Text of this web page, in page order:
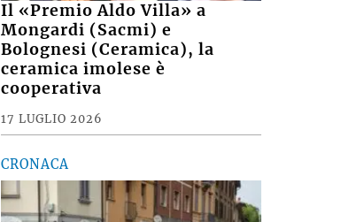
Il «Premio Aldo Villa» a
Mongardi (Sacmi) e
Bolognesi (Ceramica), la
ceramica imolese è
cooperativa
17 LUGLIO 2026
CRONACA